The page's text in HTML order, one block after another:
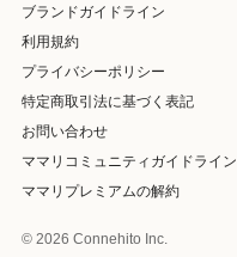
ブランドガイドライン
利用規約
プライバシーポリシー
特定商取引法に基づく表記
お問い合わせ
ママリコミュニティガイドライン
ママリプレミアムの解約
© 2026 Connehito Inc.